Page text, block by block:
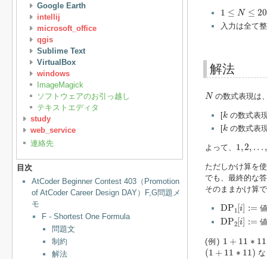
Google Earth
intellij
microsoft_office
qgis
Sublime Text
VirtualBox
windows
ImageMagick
ソフトウェアのお引っ越し
テキストエディタ
study
web_service
連絡先
目次
AtCoder Beginner Contest 403（Promotion
of AtCoder Career Design DAY）F,G問題メ
モ
F - Shortest One Formula
問題文
制約
解法
1 ≤ N ≤
1 N ≤2000
入力は全て
解法
N
N の数式表現は
[k
kの数式表
[k
kの数式表
よって、 1,2, . . . ,
1 2,
ただしかけ算を
でも、最終的な
そのままかけ算
DP1 [i] :=
DP1 [i]:=
DP2 [i :=
DP2 [i]:=
(例) 1 + 11 ∗ 11
1 +11 ∗ 11
(1 + 11 ∗ 11)
(1+11 ∗ 11)